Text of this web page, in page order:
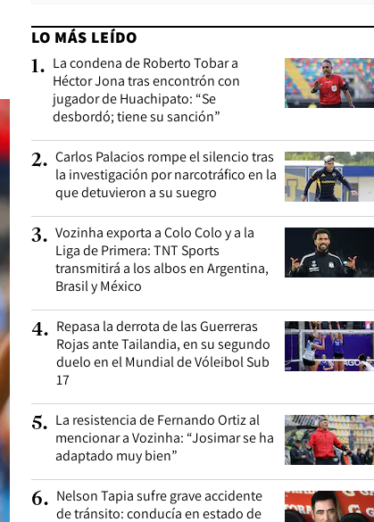
LO MÁS LEÍDO
1. La condena de Roberto Tobar a
Héctor Jona tras encontrón con
jugador de Huachipato: “Se
desbordó; tiene su sanción”
2. Carlos Palacios rompe el silencio tras
la investigación por narcotráfico en la
que detuvieron a su suegro
3. Vozinha exporta a Colo Colo y a la
Liga de Primera: TNT Sports
transmitirá a los albos en Argentina,
Brasil y México
4. Repasa la derrota de las Guerreras
Rojas ante Tailandia, en su segundo
duelo en el Mundial de Vóleibol Sub
17
5. La resistencia de Fernando Ortiz al
mencionar a Vozinha: “Josimar se ha
adaptado muy bien”
6. Nelson Tapia sufre grave accidente
de tránsito: conducía en estado de